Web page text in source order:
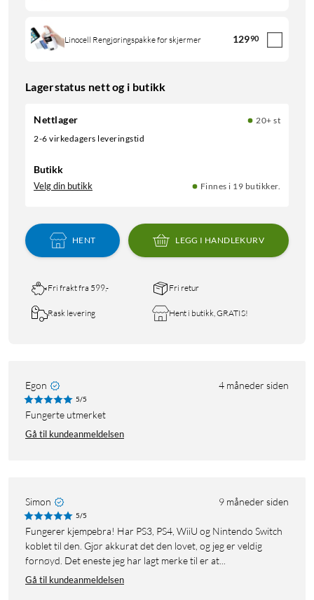
Linocell Rengjøringspakke for skjermer 12990
Lagerstatus nett og i butikk
Nettlager
20+ st
2-6 virkedagers leveringstid
Butikk
Velg din butikk Finnes i 19 butikker.
HENT LEGG I HANDLEKURV
Fri frakt fra 599,- Fri retur
Rask levering Hent i butikk, GRATIS!
Egon 4 måneder siden
5/5
Fungerte utmerket
Gå til kundeanmeldelsen
Simon 9 måneder siden
5/5
Fungerer kjempebra! Har PS3, PS4, WiiU og Nintendo Switch
koblet til den. Gjør akkurat det den lovet, og jeg er veldig
fornøyd. Det eneste jeg har lagt merke til er at...
Gå til kundeanmeldelsen